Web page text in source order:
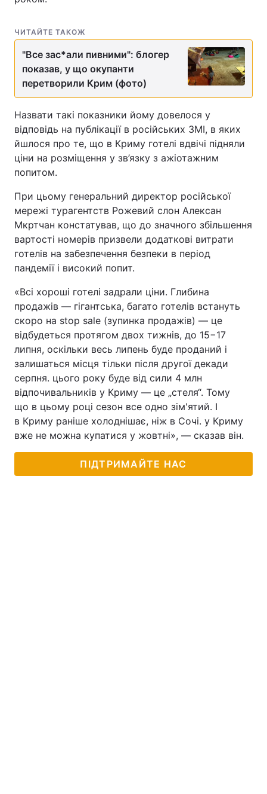
ЧИТАЙТЕ ТАКОЖ
"Все зас*али пивними": блогер
показав, у що окупанти
перетворили Крим (фото)
Назвати такі показники йому довелося у
відповідь на публікації в російських ЗМІ, в яких
йшлося про те, що в Криму готелі вдвічі підняли
ціни на розміщення у зв’язку з ажіотажним
попитом.
При цьому генеральний директор російської
мережі турагентств Рожевий слон Алексан
Мкртчан констатував, що до значного збільшення
вартості номерів призвели додаткові витрати
готелів на забезпечення безпеки в період
пандемії і високий попит.
«Всі хороші готелі задрали ціни. Глибина
продажів — гігантська, багато готелів встануть
скоро на stop sale (зупинка продажів) — це
відбудеться протягом двох тижнів, до 15−17
липня, оскільки весь липень буде проданий і
залишаться місця тільки після другої декади
серпня. цього року буде від сили 4 млн
відпочивальників у Криму — це „стеля“. Тому
що в цьому році сезон все одно зім'ятий. І
в Криму раніше холоднішає, ніж в Сочі. у Криму
вже не можна купатися у жовтні», — сказав він.
ПІДТРИМАЙТЕ НАС